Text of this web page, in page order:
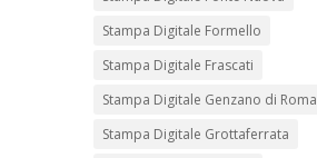
Stampa Digitale Formello
Stampa Digitale Frascati
Stampa Digitale Genzano di Roma
Stampa Digitale Grottaferrata